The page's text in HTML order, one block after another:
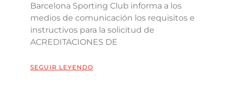
Barcelona Sporting Club informa a los
medios de comunicación los requisitos e
instructivos para la solicitud de
ACREDITACIONES DE
SEGUIR LEYENDO